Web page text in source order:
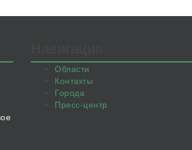
Области
Контакты
Города
Пресс-центр